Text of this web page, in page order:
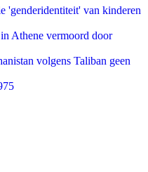
'genderidentiteit' van kinderen
Athene vermoord door
volgens Taliban geen